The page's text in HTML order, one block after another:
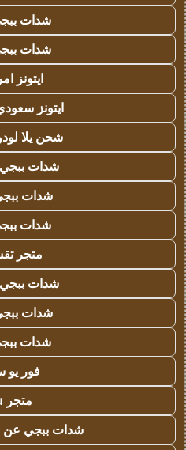
شدات
شدات
ايتونز
ايتونز
شحن يلا
شدات
شدات
شدات
متجر
شدات
شدات
شدات
فور يو
متجر 4u
شدات ببجي عن